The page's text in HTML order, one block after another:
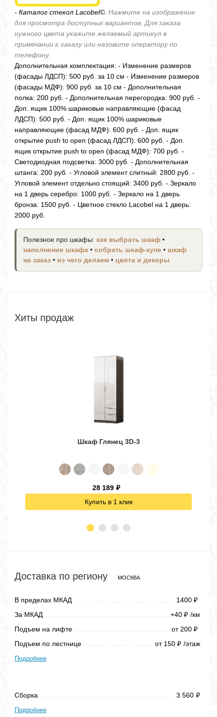
- Каталог стекол Lacobel©. Нажмите на изображение
для просмотра доступных вариантов. Для заказа
нужного цвета укажите желаемый артикул в
примечании к заказу или назовите оператору по
телефону.
Дополнительная комплектация: - Изменение размеров
(фасады ЛДСП): 500 руб. за 10 см - Изменение размеров
(фасады МДФ): 900 руб. за 10 см - Дополнительная
полка: 200 руб. - Дополнительная перегородка: 900 руб. -
Доп. ящик 100% шариковые направляющие (фасад
ЛДСП): 500 руб. - Доп. ящик 100% шариковые
направляющие (фасад МДФ): 600 руб. - Доп. ящик
открытие push to open (фасад ЛДСП): 600 руб. - Доп.
ящик открытие push to open (фасад МДФ): 700 руб. -
Светодиодная подсветка: 3000 руб. - Дополнительная
штанга: 200 руб. - Угловой элемент слитный: 2800 руб. -
Угловой элемент отдельно стоящий: 3400 руб. - Зеркало
на 1 дверь серебро: 1000 руб. - Зеркало на 1 дверь
бронза: 1500 руб. - Цветное стекло Lacobel на 1 дверь:
2000 руб.
Полезное про шкафы: как выбрать шкаф •
наполнение шкафа • собрать шкаф-купе • шкаф
на заказ • из чего делаем • цвета и декоры
Хиты продаж
Шкаф Глянец 3D-3
28 189 ₽
Купить в 1 клик
Доставка по региону МОСКВА
В пределах МКАД 1400 ₽
За МКАД +40 ₽ /км
Подъем на лифте
от 200 ₽
Подъем по лестнице от 150 ₽ /этаж
Подробнее
Сборка 3 560 ₽
Подробнее